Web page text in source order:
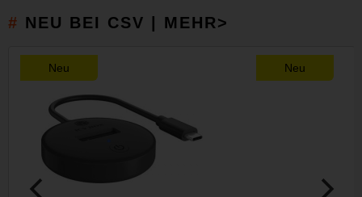
NEU BEI CSV | MEHR>
Neu Neu